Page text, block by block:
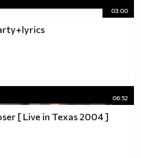
03:00
06:52
[ Live in Texas 2004 ]